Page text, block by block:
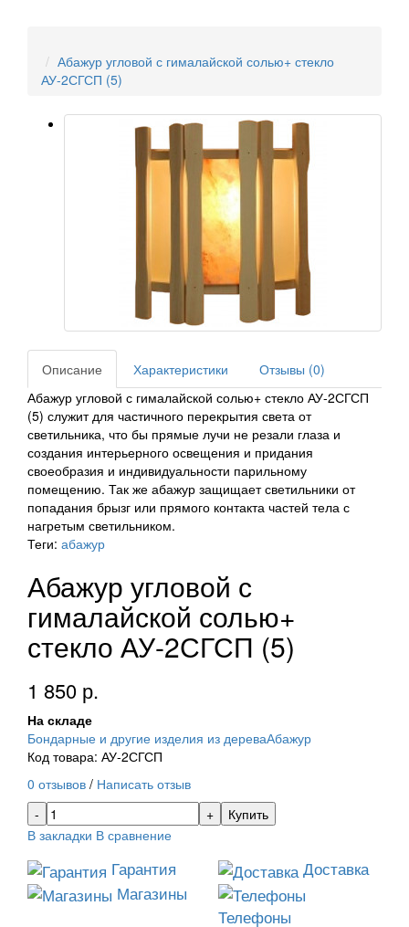
Абажур угловой с гималайской солью+ стекло
АУ-2СГСП (5)
Описание Характеристики
Отзывы (0)
Абажур угловой с гималайской солью+ стекло АУ-2СГСП
(5) служит для частичного перекрытия света от
светильника, что бы прямые лучи не резали глаза и
создания интерьерного освещения и придания
своеобразия и индивидуальности парильному
помещению. Так же абажур защищает светильники от
попадания брызг или прямого контакта частей тела с
нагретым светильником.
Теги: абажур
Абажур угловой с
гималайской солью+
стекло АУ-2СГСП (5)
1 850 р.
На складе
Бондарные и другие изделия из дереваАбажур
Код товара: АУ-2СГСП
0 отзывов / Написать отзыв
Купить
В закладки В сравнение
Гарантия
Доставка
Магазины
Телефоны